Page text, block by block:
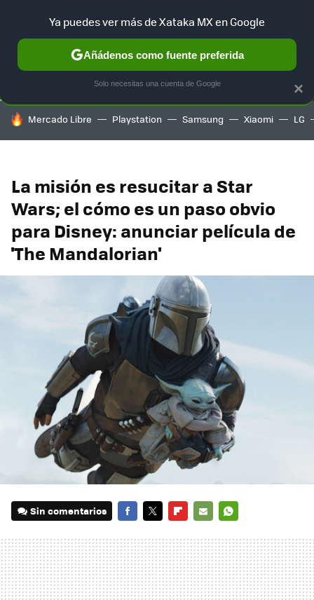
SELECCIÓN GAMING HOME AUTO TERRITORIO
HOY SE HABLA DE
Mercado Libre Playstation Samsung Xiaomi LG
La misión es resucitar a Star
Wars; el cómo es un paso obvio
para Disney: anunciar película de
'The Mandalorian'
Sin comentarios
MAIL
×
Ya puedes ver más de Xataka MX en Google
Añádenos como fuente preferida
Solo necesitas una cuenta de Google